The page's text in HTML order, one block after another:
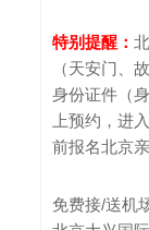
特别提醒：
（天安门、
身份证件（
上预约，进
前报名北京
免费接/送机